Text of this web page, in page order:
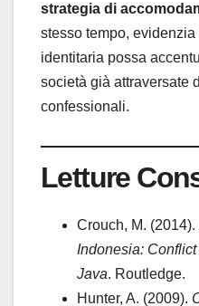
strategia di
stesso tempo,
identitaria possa
società già attraversate
confessionali.
Letture
Crouch, M. (2014).
Indonesia:
Java. Routledge.
Hunter, A. (2009).